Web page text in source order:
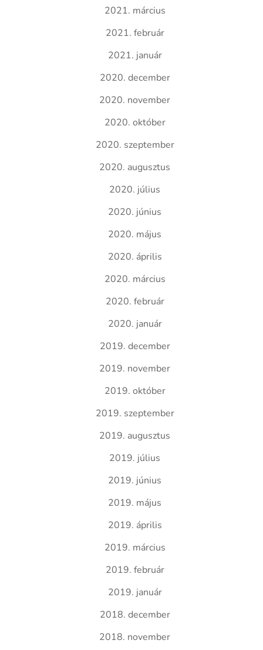
2021. március
2021. február
2021. január
2020. december
2020. november
2020. október
2020. szeptember
2020. augusztus
2020. július
2020. június
2020. május
2020. április
2020. március
2020. február
2020. január
2019. december
2019. november
2019. október
2019. szeptember
2019. augusztus
2019. július
2019. június
2019. május
2019. április
2019. március
2019. február
2019. január
2018. december
2018. november